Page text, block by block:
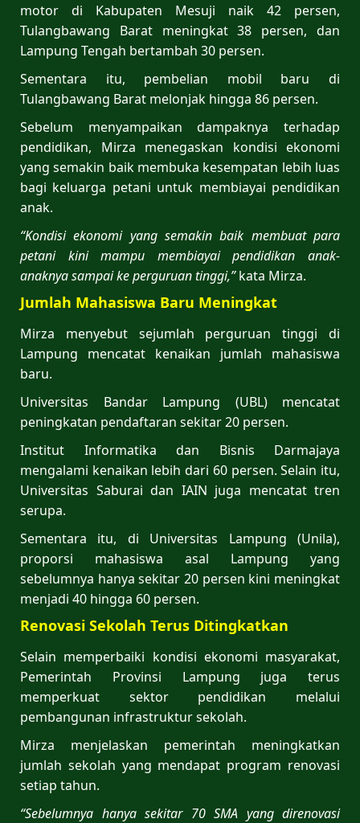
motor di Kabupaten Mesuji naik 42 persen,
Tulangbawang Barat meningkat 38 persen, dan
Lampung Tengah bertambah 30 persen.
Sementara itu, pembelian mobil baru di
Tulangbawang Barat melonjak hingga 86 persen.
Sebelum menyampaikan dampaknya terhadap
pendidikan, Mirza menegaskan kondisi ekonomi
yang semakin baik membuka kesempatan lebih luas
bagi keluarga petani untuk membiayai pendidikan
anak.
“Kondisi ekonomi yang semakin baik membuat para
petani kini mampu membiayai pendidikan anak-
anaknya sampai ke perguruan tinggi,”kata Mirza.
Jumlah Mahasiswa Baru Meningkat
Mirza menyebut sejumlah perguruan tinggi di
Lampung mencatat kenaikan jumlah mahasiswa
baru.
Universitas Bandar Lampung (UBL) mencatat
peningkatan pendaftaran sekitar 20 persen.
Institut Informatika dan Bisnis Darmajaya
mengalami kenaikan lebih dari 60 persen. Selain itu,
Universitas Saburai dan IAIN juga mencatat tren
serupa.
Sementara itu, di Universitas Lampung (Unila),
proporsi mahasiswa asal Lampung yang
sebelumnya hanya sekitar 20 persen kini meningkat
menjadi 40 hingga 60 persen.
Renovasi Sekolah Terus Ditingkatkan
Selain memperbaiki kondisi ekonomi masyarakat,
Pemerintah Provinsi Lampung juga terus
memperkuat sektor pendidikan melalui
pembangunan infrastruktur sekolah.
Mirza menjelaskan pemerintah meningkatkan
jumlah sekolah yang mendapat program renovasi
setiap tahun.
“Sebelumnya hanya sekitar 70 SMA yang direnovasi